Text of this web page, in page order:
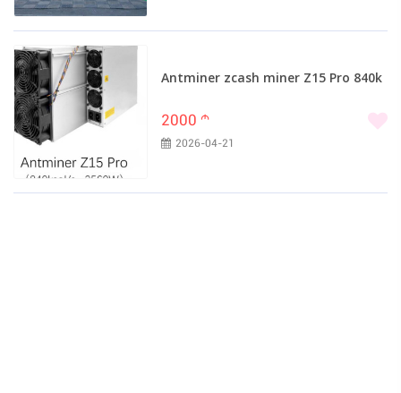
Antminer zcash miner Z15 Pro 840k
2000 m
2026-04-21